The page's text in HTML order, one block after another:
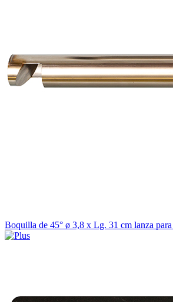
Boquilla de 45° ø 3,8 x Lg. 31 cm lanza